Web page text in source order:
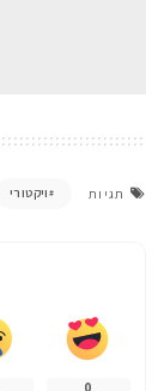
תגיות ויקטורי
0